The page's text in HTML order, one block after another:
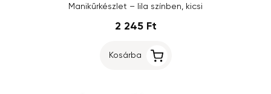
Manikűrkészlet – lila színben, kicsi
2 245 Ft
Kosárba